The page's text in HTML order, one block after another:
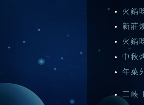
火鍋
新莊
火鍋
中秋
年菜
三峽